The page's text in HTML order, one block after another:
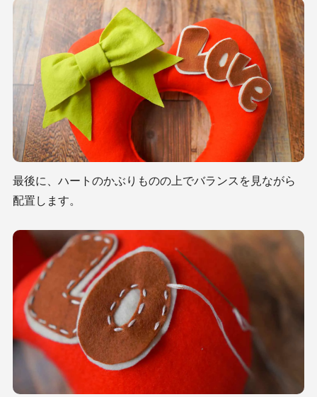
最後に、ハートのかぶりものの上でバランスを見ながら
配置します。